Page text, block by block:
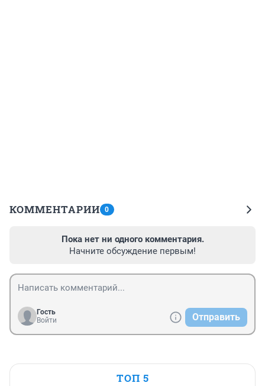
КОММЕНТАРИИ 0
Пока нет ни одного комментария.
Начните обсуждение первым!
Гость
Войти
Отправить
ТОП 5